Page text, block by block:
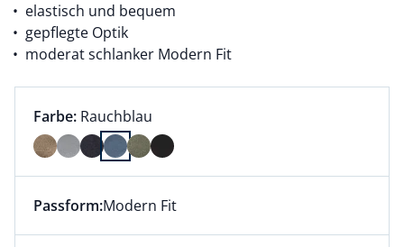
elastisch und bequem
gepflegte Optik
moderat schlanker Modern Fit
Farbauswahl:
Farbe: aktuell ausgewählt:
Rauchblau
Farbe Rauchblau ausgewählt
Dieser Artikel hat die Passform Modern Fit. für
Passform:Modern Fit